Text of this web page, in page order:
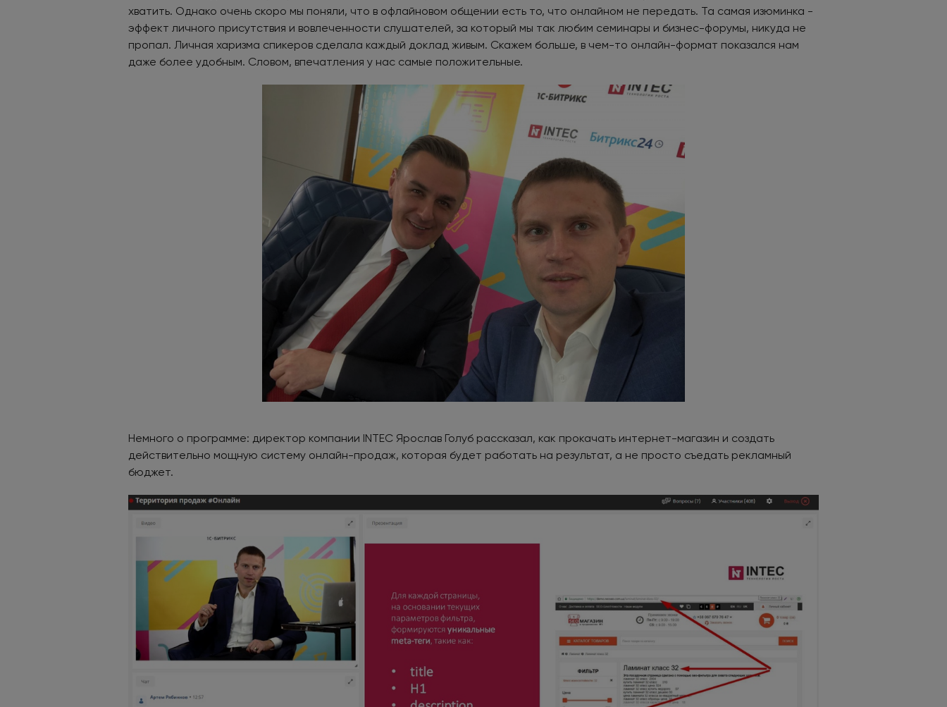
хватить. Однако очень скоро мы поняли, что в офлайновом общении есть то, что онлайном не передать. Та самая изюминка -
эффект личного присутствия и вовлеченности слушателей, за который мы так любим семинары и бизнес-форумы, никуда не
пропал. Личная харизма спикеров сделала каждый доклад живым. Скажем больше, в чем-то онлайн-формат показался нам
даже более удобным. Словом, впечатления у нас самые положительные.
Немного о программе: директор компании INTEC Ярослав Голуб рассказал, как прокачать интернет-магазин и создать
действительно мощную систему онлайн-продаж, которая будет работать на результат, а не просто съедать рекламный
бюджет.